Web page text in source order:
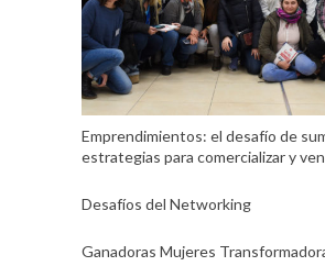
Emprendimientos: el desafío de
estrategias para comercializar y
Desafíos del Networking
Ganadoras Mujeres